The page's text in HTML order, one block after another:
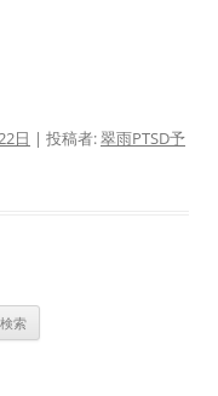
日 | 投稿者:翠雨PTSD予